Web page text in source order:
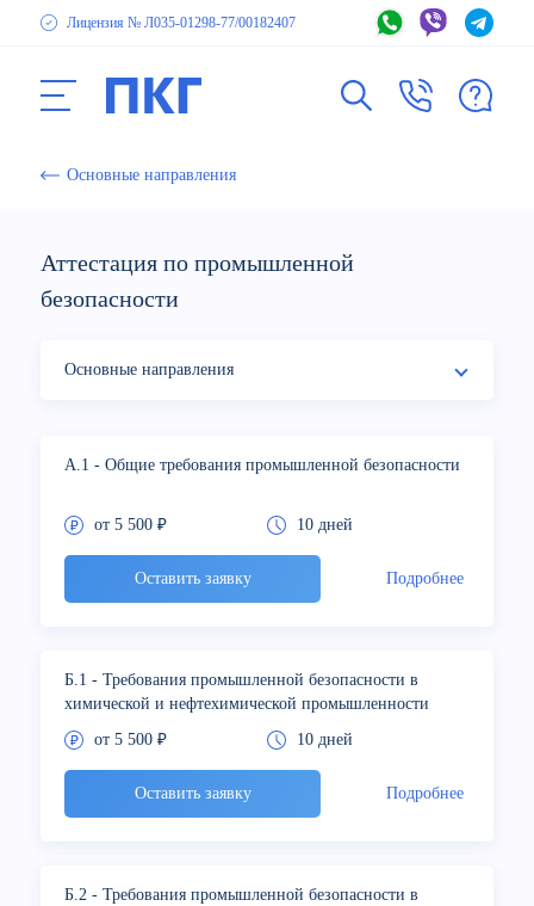
Лицензия № Л035-01298-77/00182407
Основные направления
Аттестация по промышленной
безопасности
Основные направления
A.1 - Общие требования промышленной безопасности
от 5 500 ₽ 10 дней
Оставить заявку Подробнее
Б.1 - Требования промышленной безопасности в
химической и нефтехимической промышленности
от 5 500 ₽
10 дней
Оставить заявку Подробнее
Б.2 - Требования промышленной безопасности в